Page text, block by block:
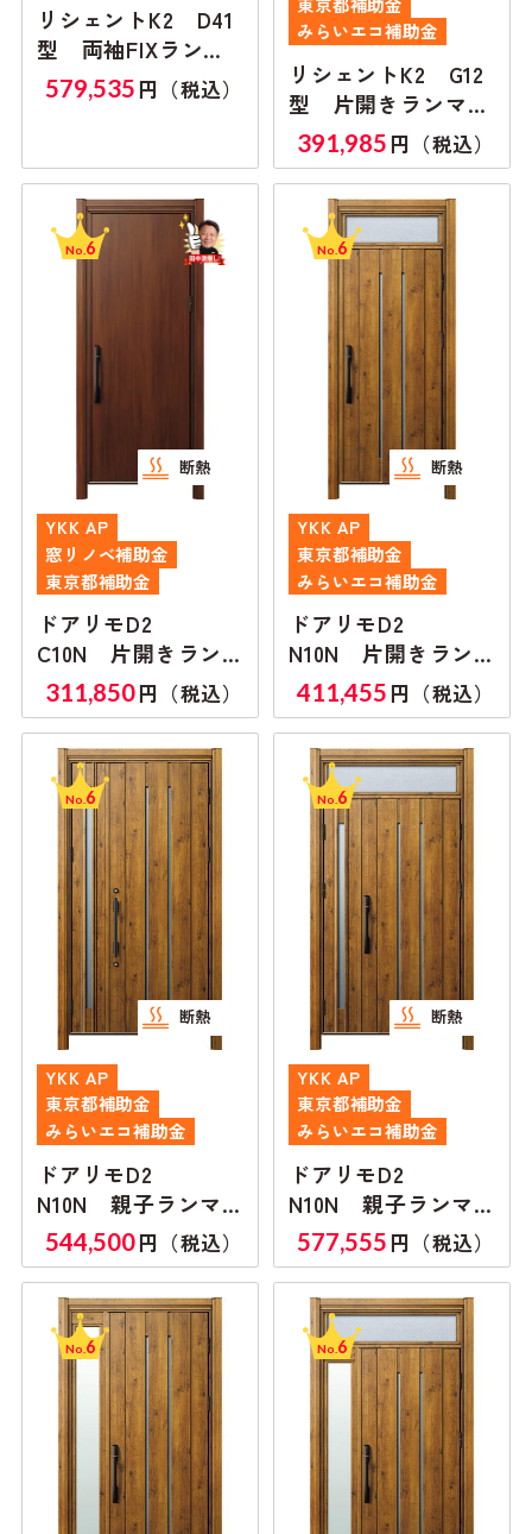
リシェントK2 D41
型 両袖FIXランマ
付き
579,535 円（税込）
みらいエコ補助金
リシェントK2 G12
型 片開きランマ無
し
391,985 円（税込）
No. 6
断熱
YKK AP
窓リノベ補助金
東京都補助金
ドアリモD2
C10N 片開きラン
マ無し
311,850円（税込）
No. 6
断熱
YKK AP
東京都補助金
みらいエコ補助金
ドアリモD2
N10N 片開きラン
マ付き
411,455 円（税込）
No. 6
断熱
YKK AP
東京都補助金
みらいエコ補助金
ドアリモD2
N10N 親子ランマ
無し
544,500円（税込）
No. 6
断熱
YKK AP
東京都補助金
みらいエコ補助金
ドアリモD2
N10N 親子ランマ
付き
577,555 円（税込）
No. 6 No. 6